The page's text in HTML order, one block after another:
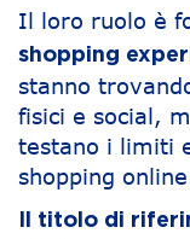
Il loro ruolo è
shopping
stanno
fisici e social,
testano i limiti
shopping
Il titolo di